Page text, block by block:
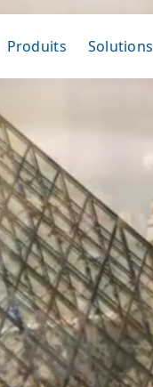
Produits Solutions